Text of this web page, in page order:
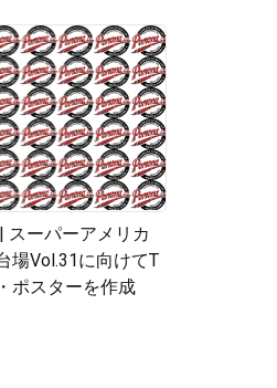
スーパーアメリカ
場Vol.31に向けてT
ポスターを作成